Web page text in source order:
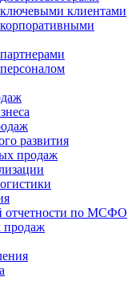
ключевыми клиентами
корпоративными
развития
продаж
отчетности по МСФО
продаж